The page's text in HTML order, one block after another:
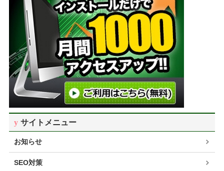
サイトメニュー
お知らせ
SEO対策